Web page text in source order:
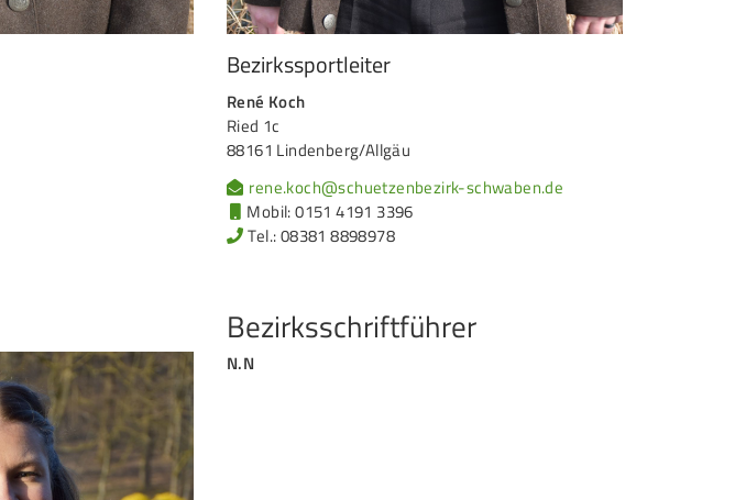
Bezirkssportleiter
René Koch
Ried 1c
88161 Lindenberg/Allgäu
rene.koch@schuetzenbezirk-schwaben.de
Mobil: 0151 4191 3396
Tel.: 08381 8898978
Bezirksschriftführer
N.N